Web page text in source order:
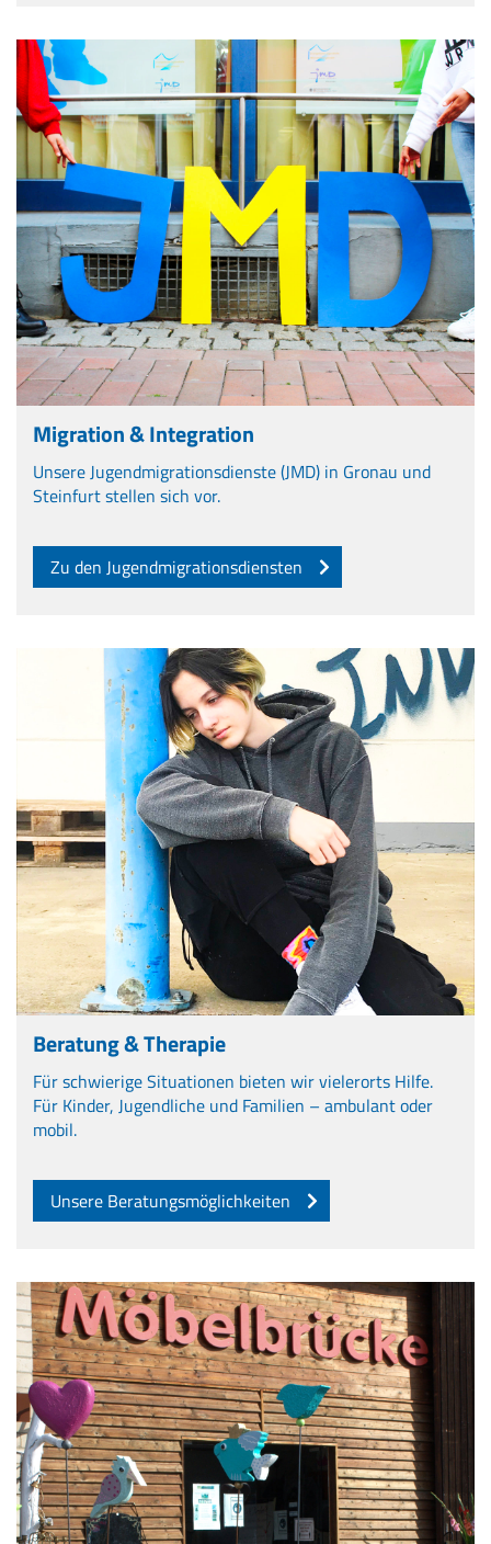
Migration & Integration
Unsere Jugendmigrationsdienste (JMD) in Gronau und
Steinfurt stellen sich vor.
Zu den Jugendmigrationsdiensten
Beratung & Therapie
Für schwierige Situationen bieten wir vielerorts Hilfe.
Für Kinder, Jugendliche und Familien – ambulant oder
mobil.
Unsere Beratungsmöglichkeiten